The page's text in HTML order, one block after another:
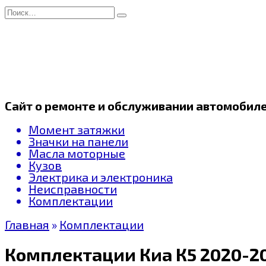
Перейти
к
Search
for:
Сайт о ремонте и обслуживании
Момент затяжки
Значки на панели
Масла моторные
Кузов
Электрика и электроника
Неисправности
Комплектации
Главная » Комплектации
Комплектации Киа К5 2020-